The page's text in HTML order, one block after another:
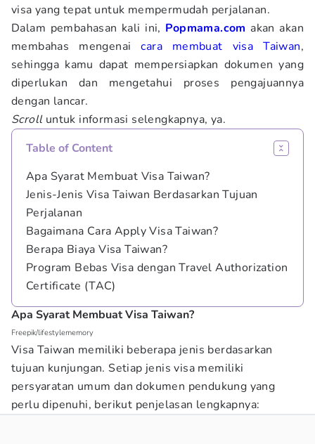
visa yang tepat untuk mempermudah perjalanan.
Dalam pembahasan kali ini, Popmama.com akan akan
membahas mengenaicara membuat visa Taiwan,
sehingga kamu dapat mempersiapkan dokumen yang
diperlukan dan mengetahui proses pengajuannya
dengan lancar.
Scroll untuk informasi selengkapnya, ya.
Table of Content
Apa Syarat Membuat Visa Taiwan?
Jenis-Jenis Visa Taiwan Berdasarkan Tujuan
Perjalanan
Bagaimana Cara Apply Visa Taiwan?
Berapa Biaya Visa Taiwan?
Program Bebas Visa dengan Travel Authorization
Certificate (TAC)
Apa Syarat Membuat Visa Taiwan?
Freepik/lifestylememory
Visa Taiwan memiliki beberapa jenis berdasarkan
tujuan kunjungan. Setiap jenis visa memiliki
persyaratan umum dan dokumen pendukung yang
perlu dipenuhi, berikut penjelasan lengkapnya: